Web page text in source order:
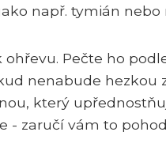
např. tymián nebo
Pečte ho
nenabude hezkou
který
- zaručí vám to